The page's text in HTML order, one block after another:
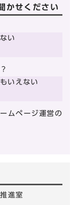
かせください
い
いえない
ムページ運営の
進室